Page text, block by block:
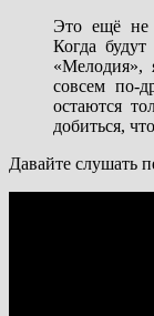
Это ещё не
Когда
«Мелодия»,
совсем по-
остаются
добиться,
Давайте слушать